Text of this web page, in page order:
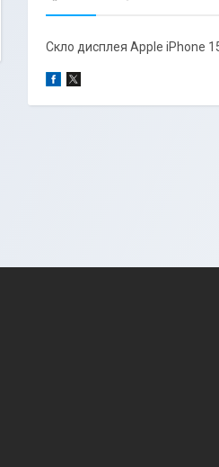
Скло дисплея Apple iPhone